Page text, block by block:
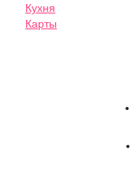
Кухня
Карты